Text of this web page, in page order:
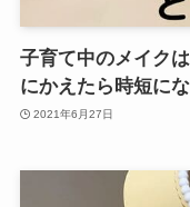
子育て中のメイク
にかえたら時短に
2021年6月27日